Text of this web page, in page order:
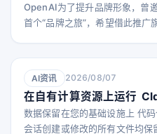
OpenAI为了提升品牌形象，曾
首个“品牌之旅”，希望借此推广
红被称为“创作者”，他们在活
享受自然环境，却很少真正介
大多数发布的内容更像是
AI资讯 2026/08/07
在自有计算资源上运行
数据保留在您的基础设施上 代
会话创建或修改的所有文件均保